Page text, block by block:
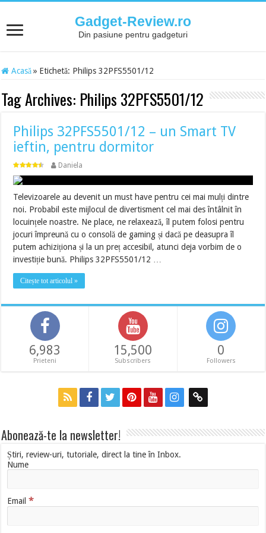
Gadget-Review.ro
Din pasiune pentru gadgeturi
Acasă » Etichetă: Philips 32PFS5501/12
Tag Archives: Philips 32PFS5501/12
Philips 32PFS5501/12 – un Smart TV
ieftin, pentru dormitor
Daniela
Televizoarele au devenit un must have pentru cei mai mulți dintre
noi. Probabil este mijlocul de divertisment cel mai des întâlnit în
locuințele noastre. Ne place, ne relaxează, îl putem folosi pentru
jocuri împreună cu o consolă de gaming și dacă pe deasupra îl
putem achiziționa și la un preț accesibil, atunci deja vorbim de o
investiție bună. Philips 32PFS5501/12 …
Citește tot articolul »
6,983
Prieteni
15,500
Subscribers
0
Followers
Abonează-te la newsletter!
Știri, review-uri, tutoriale, direct la tine în Inbox.
Nume
Email*